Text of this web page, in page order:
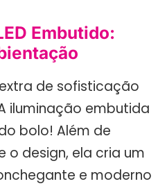
Embutido:
de sofisticação
iluminação embutida
bolo! Além de
o design, ela cria um
e moderno